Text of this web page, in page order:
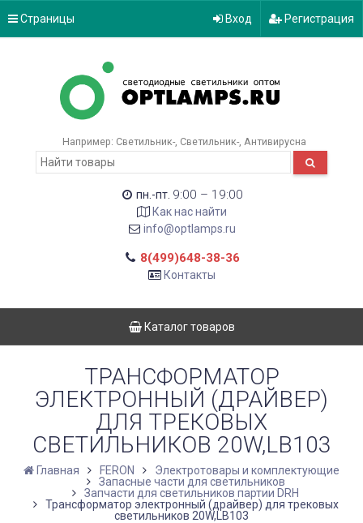
Страницы Вход Регистрация
Например: Светильник- Светильник- Антивирусна
пн.-пт. 9:00 – 19:00
Как нас найти
info@optlamps.ru
8(499)648-38-36
Контакты
Каталог товаров
ТРАНСФОРМАТОР
ЭЛЕКТРОННЫЙ (ДРАЙВЕР)
ДЛЯ ТРЕКОВЫХ
СВЕТИЛЬНИКОВ 20W,LB103
Главная FERON
Электротовары и комплектующие
Запасные части для светильников
Запчасти для светильников партии DRH
Трансформатор электронный (драйвер) для трековых
светильников 20W,LB103